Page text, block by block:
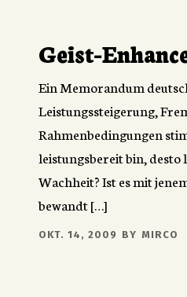
Geist-
Ein Memorandum
Leistungssteigerung,
Rahmenbedingungen
leistungsbereit bin, desto
Wachheit? Ist es mit
bewandt […]
OKT. 14, 2009 BY MIRCO